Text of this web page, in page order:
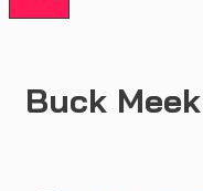
Buck Meek